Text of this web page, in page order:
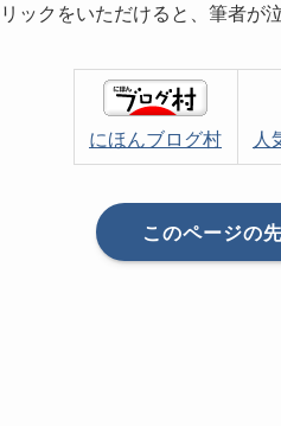
リックをいただけると、筆者が
にほんブログ村 人
このページの